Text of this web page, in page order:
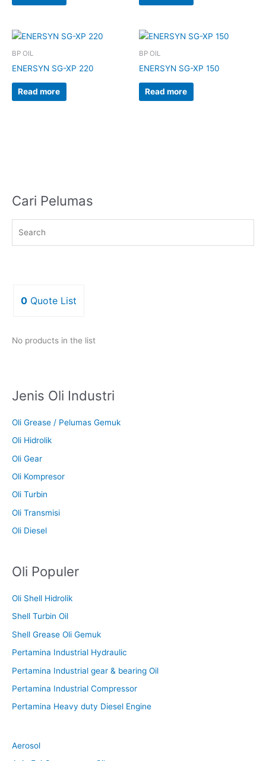
BP OIL
ENERSYN SG-XP 220
Read more
BP OIL
ENERSYN SG-XP 150
Read more
Cari Pelumas
0 Quote List
No products in the list
Jenis Oli Industri
Oli Grease / Pelumas Gemuk
Oli Hidrolik
Oli Gear
Oli Kompresor
Oli Turbin
Oli Transmisi
Oli Diesel
Oli Populer
Oli Shell Hidrolik
Shell Turbin Oil
Shell Grease Oli Gemuk
Pertamina Industrial Hydraulic
Pertamina Industrial gear & bearing Oil
Pertamina Industrial Compressor
Pertamina Heavy duty Diesel Engine
Aerosol